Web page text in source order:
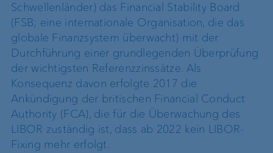
Schwellenländer) das Financial Stability Board
(FSB; eine internationale Organisation, die das
globale Finanzsystem überwacht) mit der
Durchführung einer grundlegenden Überprüfung
der wichtigsten Referenzzinssätze. Als
Konsequenz davon erfolgte 2017 die
Ankündigung der britischen Financial Conduct
Authority (FCA), die für die Überwachung des
LIBOR zuständig ist, dass ab 2022 kein LIBOR-
Fixing mehr erfolgt.